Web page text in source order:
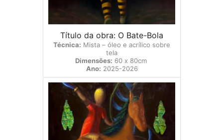
Título da obra: O Bate-Bola
Técnica: Mista – óleo e acrílico sobre
tela
Dimensões: 60 x 80cm
Ano: 2025-2026